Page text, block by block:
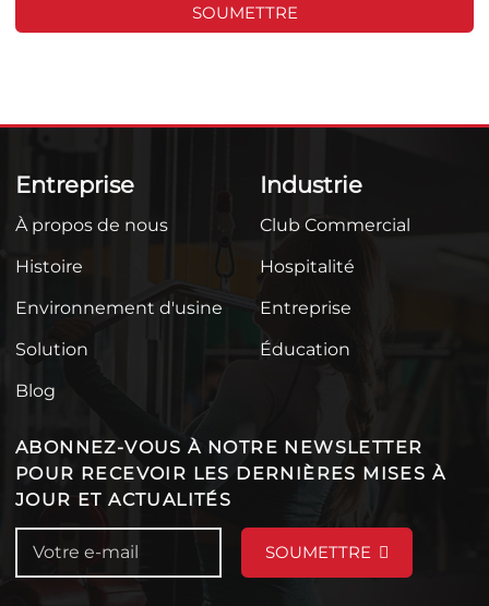
SOUMETTRE
Entreprise
À propos de nous
Histoire
Environnement d'usine
Solution
Blog
Industrie
Club Commercial
Hospitalité
Entreprise
Éducation
ABONNEZ-VOUS À NOTRE NEWSLETTER
POUR RECEVOIR LES DERNIÈRES MISES À
JOUR ET ACTUALITÉS
SOUMETTRE